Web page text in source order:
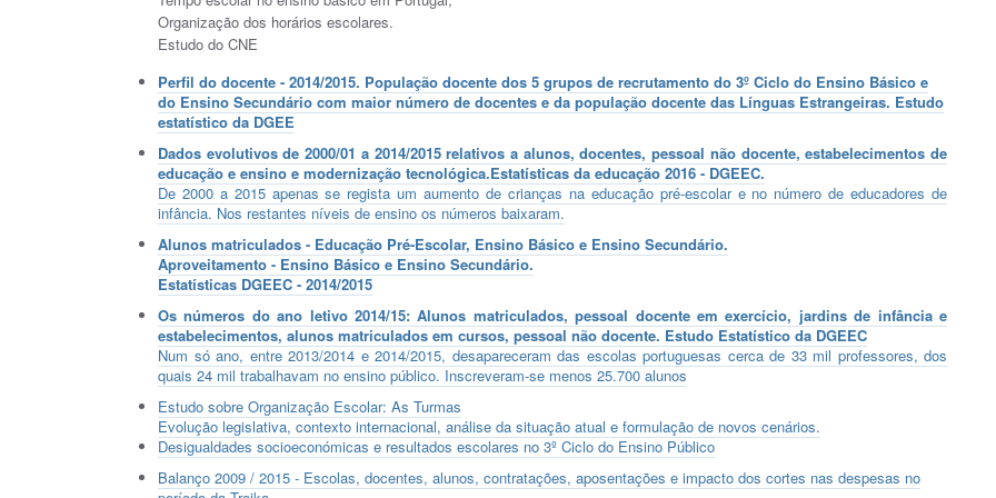
Organização dos horários escolares.
Estudo do CNE
Perfil do docente - 2014/2015. População docente dos 5 grupos de recrutamento do 3º Ciclo do Ensino Básico e
do Ensino Secundário com maior número de docentes e da população docente das Línguas Estrangeiras. Estudo
estatístico da DGEE
Dados evolutivos de 2000/01 a 2014/2015 relativos a alunos, docentes, pessoal não docente, estabelecimentos de
educação e ensino e modernização tecnológica.Estatísticas da educação 2016 - DGEEC.
De 2000 a 2015 apenas se regista um aumento de crianças na educação pré-escolar e no número de educadores de
infância. Nos restantes níveis de ensino os números baixaram.
Alunos matriculados - Educação Pré-Escolar, Ensino Básico e Ensino Secundário.
Aproveitamento - Ensino Básico e Ensino Secundário.
Estatísticas DGEEC - 2014/2015
Os números do ano letivo 2014/15: Alunos matriculados, pessoal docente em exercício, jardins de infância e
estabelecimentos, alunos matriculados em cursos, pessoal não docente. Estudo Estatístico da DGEEC
Num só ano, entre 2013/2014 e 2014/2015, desapareceram das escolas portuguesas cerca de 33 mil professores, dos
quais 24 mil trabalhavam no ensino público. Inscreveram-se menos 25.700 alunos
Estudo sobre Organização Escolar: As Turmas
Evolução legislativa, contexto internacional, análise da situação atual e formulação de novos cenários.
Desigualdades socioeconómicas e resultados escolares no 3º Ciclo do Ensino Público
Balanço 2009 / 2015 - Escolas, docentes, alunos, contratações, aposentações e impacto dos cortes nas despesas no